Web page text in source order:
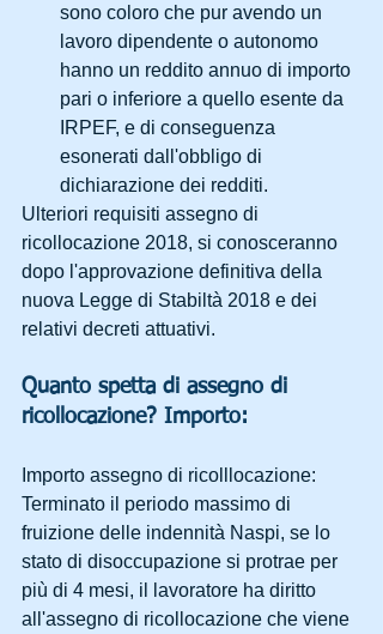
sono coloro che pur avendo un
lavoro dipendente o autonomo
hanno un reddito annuo di importo
pari o inferiore a quello esente da
IRPEF, e di conseguenza
esonerati dall'obbligo di
dichiarazione dei redditi.
Ulteriori requisiti assegno di
ricollocazione 2018, si conosceranno
dopo l'approvazione definitiva della
nuova Legge di Stabiltà 2018 e dei
relativi decreti attuativi.
Quanto spetta di assegno di
ricollocazione? Importo:
Importo assegno di ricolllocazione:
Terminato il periodo massimo di
fruizione delle indennità Naspi, se lo
stato di disoccupazione si protrae per
più di 4 mesi, il lavoratore ha diritto
all'assegno di ricollocazione che viene